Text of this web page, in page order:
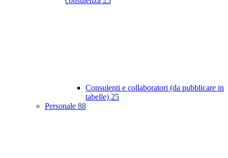
Consulenti e collaboratori (da pubblicare in
tabelle) 25
Personale 88